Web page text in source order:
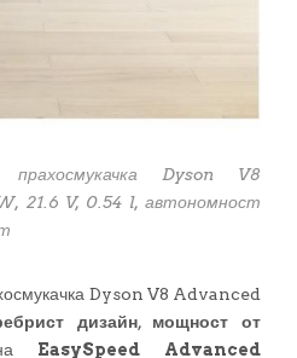
прахосмукачка Dyson V8
21.6 V, 0.54 l, автономност
Dyson V8 Advanced
дизайн, мощност от
EasySpeed Advanced